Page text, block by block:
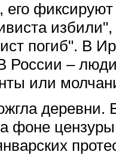
фиксируют
погиб". В
России –
или
деревни.
фоне